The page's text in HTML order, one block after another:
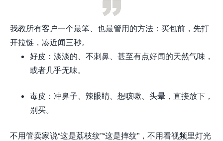
我教所有客户一个最笨、也最管用的方法：买包前，先打
开拉链，凑近闻三秒。
好皮：淡淡的、不刺鼻、甚至有点好闻的天然气味，
或者几乎无味。
毒皮：冲鼻子、辣眼睛、想咳嗽、头晕，直接放下，
别买。
不用管卖家说“这是荔枝纹”“这是摔纹”，不用看视频里灯光